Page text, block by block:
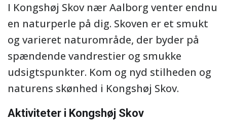
I Kongshøj Skov nær Aalborg venter endnu
en naturperle på dig. Skoven er et smukt
og varieret naturområde, der byder på
spændende vandrestier og smukke
udsigtspunkter. Kom og nyd stilheden og
naturens skønhed i Kongshøj Skov.
Aktiviteter i Kongshøj Skov